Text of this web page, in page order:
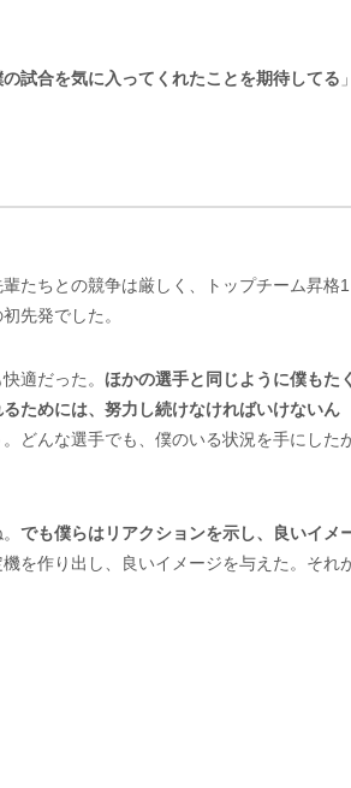
の試合を気に入ってくれたことを期待してる 」
たちとの競争は厳しく、トップチーム昇格1
先発でした。
適だった。 ほかの選手と同じように僕もたく
ためには、努力し続けなければいけないん
どんな選手でも、僕のいる状況を手にした
でも僕らはリアクションを示し、良いイメ
を作り出し、良いイメージを与えた。それ